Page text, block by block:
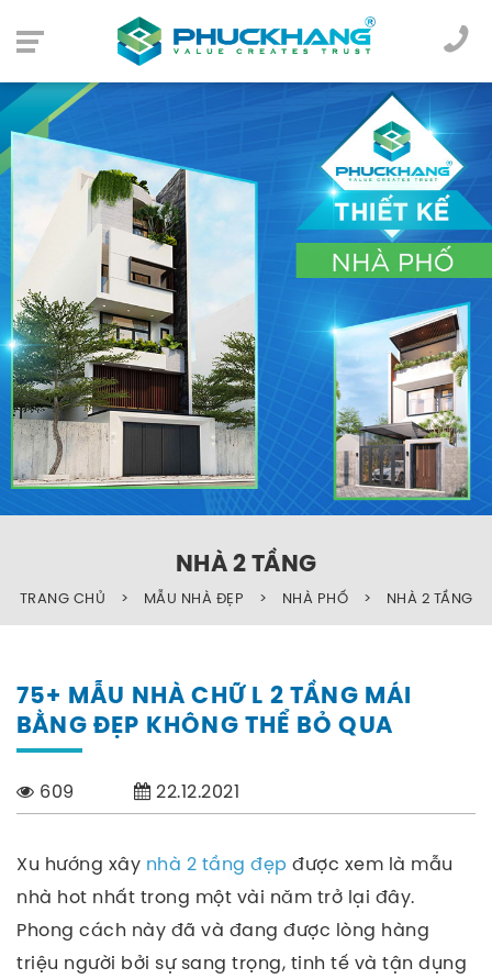
NHÀ 2 TẦNG
TRANG CHỦ > MẪU NHÀ ĐẸP > NHÀ PHỐ > NHÀ 2 TẦNG
75+ MẪU NHÀ CHỮ L 2 TẦNG MÁI
BẰNG ĐẸP KHÔNG THỂ BỎ QUA
609 22.12.2021
Xu hướng xây nhà 2 tầng đẹp được xem là mẫu
nhà hot nhất trong một vài năm trở lại đây.
Phong cách này đã và đang được lòng hàng
triệu người bởi sự sang trọng, tinh tế và tận dụng